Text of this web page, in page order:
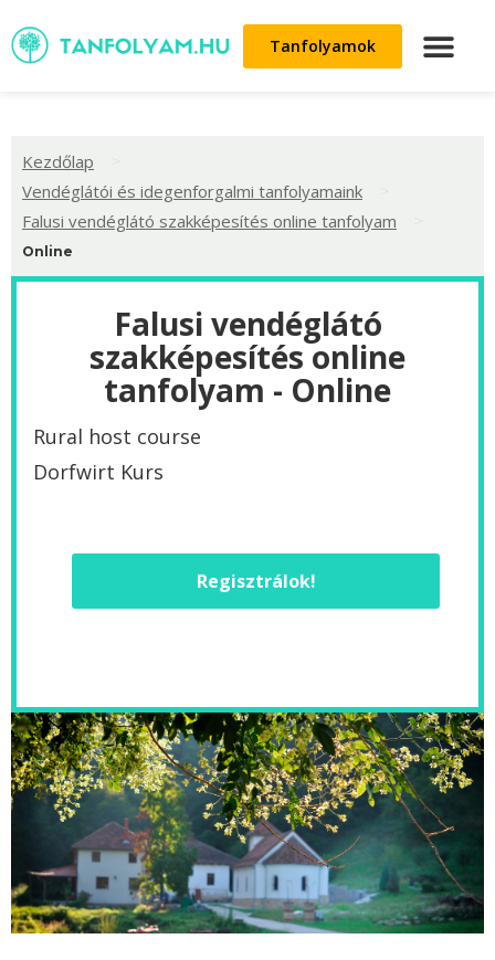
Tanfolyamok
Kezdőlap
Vendéglátói és idegenforgalmi tanfolyamaink
Falusi vendéglátó szakképesítés online tanfolyam
Online
Falusi vendéglátó
szakképesítés online
tanfolyam - Online
Rural host course
Dorfwirt Kurs
Regisztrálok!